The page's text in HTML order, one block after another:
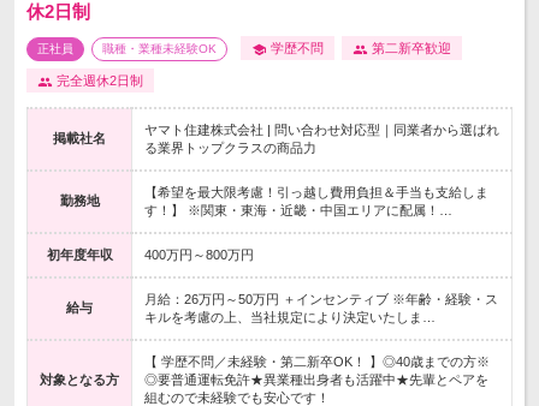
休2日制
正社員 職種・業種未経験OK 学歴不問 第二新卒歓迎
完全週休2日制
掲載社名
ヤマト住建株式会社 | 問い合わせ対応型｜同業者から選ばれ
る業界トップクラスの商品力
勤務地
【希望を最大限考慮！引っ越し費用負担＆手当も支給しま
す！】 ※関東・東海・近畿・中国エリアに配属！…
初年度年収 400万円～800万円
給与
月給：26万円～50万円 ＋インセンティブ ※年齢・経験・ス
キルを考慮の上、当社規定により決定いたしま…
対象となる方
【 学歴不問／未経験・第二新卒OK！ 】◎40歳までの方※
◎要普通運転免許★異業種出身者も活躍中★先輩とペアを
組むので未経験でも安心です！